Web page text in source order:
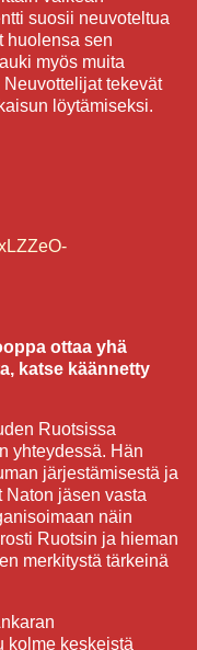
suosii neuvoteltua
huolensa sen
myös muita
tekevät
löytämiseksi.
ottaa yhä
katse käännetty
Ruotsissa
yhteydessä. Hän
järjestämisestä ja
Naton jäsen vasta
näin
Ruotsin ja hieman
merkitystä tärkeinä
kolme keskeistä